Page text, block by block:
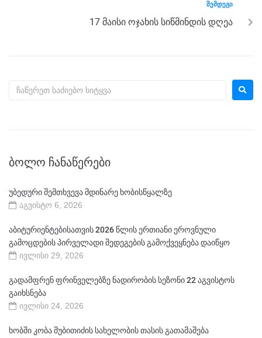
ᲨᲔᲛᲓᲔᲒᲘ
17 მაისი ოჯახის სიწმინდის დღეა
ᲑᲝᲚᲝ ᲩᲐᲜᲐᲬᲔᲠᲔᲑᲘ
უბედური შემთხვევა მდინარე ხობისწყალზე
აგვისტო 6, 2026
აბიტურიენტებისათვის 2026 წლის ერთიანი ეროვნული
გამოცდების პირველადი შედეგების გამოქვეყნება დაიწყო
ივლისი 29, 2026
გადამფრენ ფრინველებზე ნადირობის სეზონი 22 აგვისტოს
გაიხსნება
ივლისი 24, 2026
ხობში კობა შუბითიძის სახელობის თასის გათამაშება